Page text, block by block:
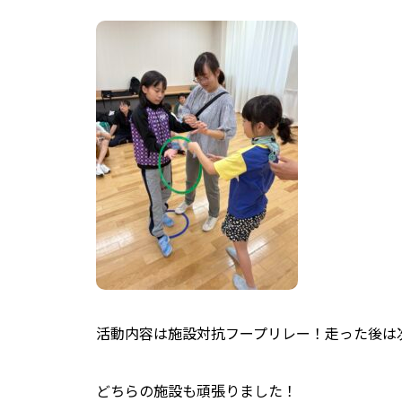
活動内容は施設対抗フープリレー！走った後は
どちらの施設も頑張りました！